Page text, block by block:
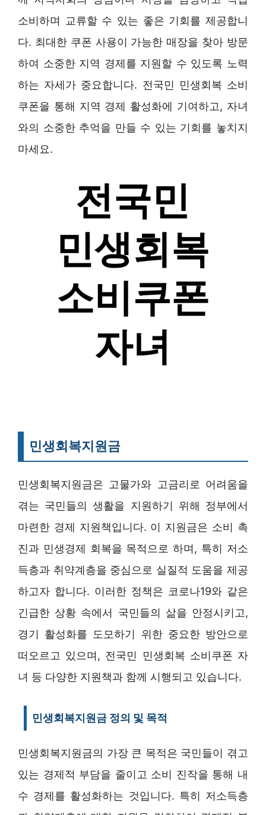
소비하며 교류할 수 있는 좋은 기회를 제공합니
다. 최대한 쿠폰 사용이 가능한 매장을 찾아 방문
하여 소중한 지역 경제를 지원할 수 있도록 노력
하는 자세가 중요합니다. 전국민 민생회복 소비
쿠폰을 통해 지역 경제 활성화에 기여하고, 자녀
와의 소중한 추억을 만들 수 있는 기회를 놓치지
마세요.
민생회복지원금
민생회복지원금은 고물가와 고금리로 어려움을
겪는 국민들의 생활을 지원하기 위해 정부에서
마련한 경제 지원책입니다. 이 지원금은 소비 촉
진과 민생경제 회복을 목적으로 하며, 특히 저소
득층과 취약계층을 중심으로 실질적 도움을 제공
하고자 합니다. 이러한 정책은 코로나19와 같은
긴급한 상황 속에서 국민들의 삶을 안정시키고,
경기 활성화를 도모하기 위한 중요한 방안으로
떠오르고 있으며, 전국민 민생회복 소비쿠폰 자
녀 등 다양한 지원책과 함께 시행되고 있습니다.
민생회복지원금 정의 및 목적
민생회복지원금의 가장 큰 목적은 국민들이 겪고
있는 경제적 부담을 줄이고 소비 진작을 통해 내
수 경제를 활성화하는 것입니다. 특히 저소득층